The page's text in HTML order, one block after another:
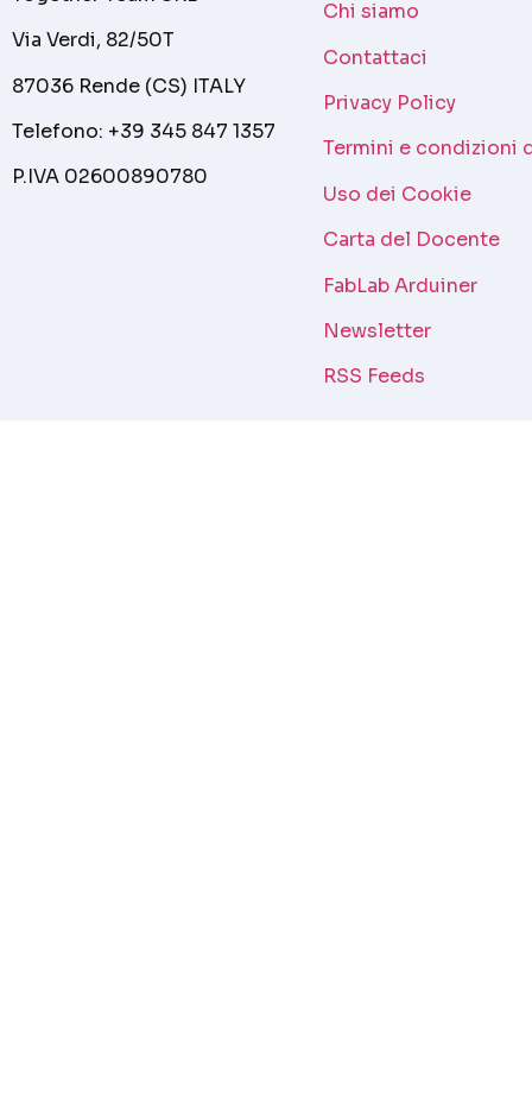
Via Verdi, 82/50T
87036 Rende (CS) ITALY
Telefono: +39 345 847 1357
P.IVA 02600890780
Chi siamo
Contattaci
Privacy Policy
Termini e condizioni
Uso dei Cookie
Carta del Docente
FabLab Arduiner
Newsletter
RSS Feeds